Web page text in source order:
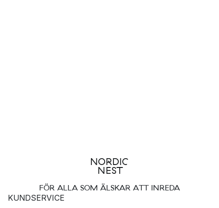
FÖR ALLA SOM ÄLSKAR ATT INREDA
KUNDSERVICE